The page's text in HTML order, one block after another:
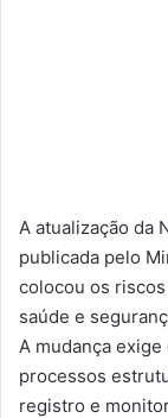
A atualização da
publicada pelo
colocou os
saúde e
A mudança
processos
registro e